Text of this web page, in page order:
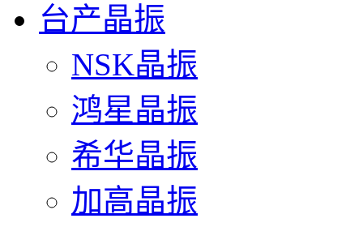
台产晶振
NSK晶振
鸿星晶振
希华晶振
加高晶振